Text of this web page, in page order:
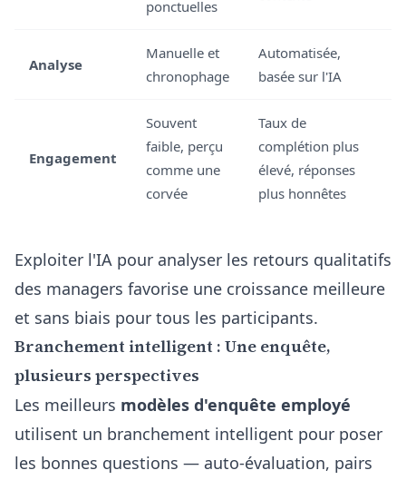
ponctuelles
Analyse
Manuelle et
chronophage
Automatisée,
basée sur l'IA
Engagement
Souvent
faible, perçu
comme une
corvée
Taux de
complétion plus
élevé, réponses
plus honnêtes
Exploiter l'IA pour analyser les retours qualitatifs
des managers favorise une croissance meilleure
et sans biais pour tous les participants.
Branchement intelligent : Une enquête,
plusieurs perspectives
Les meilleurs modèles d'enquête employé
utilisent un branchement intelligent pour poser
les bonnes questions — auto-évaluation, pairs